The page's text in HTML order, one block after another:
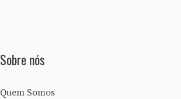
Sobre nós
Quem Somos